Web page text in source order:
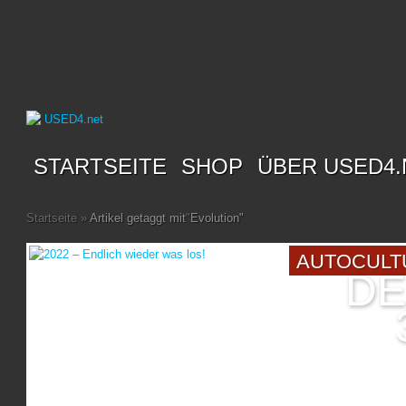
STARTSEITE SHOP ÜBER
Startseite » Artikel getaggt mit"Evolution"